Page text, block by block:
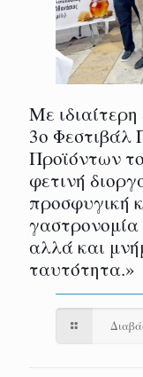
Με
3ο Φεστιβάλ
Προϊόντων
φετινή
προσφυγική
αλλά και
ταυτότητα.»